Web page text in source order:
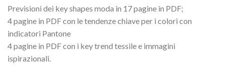
Previsioni dei key shapes moda in 17 pagine in PDF;
4 pagine in PDF con le tendenze chiave per i colori con
indicatori Pantone
4 pagine in PDF con i key trend tessile e immagini
ispirazionali.